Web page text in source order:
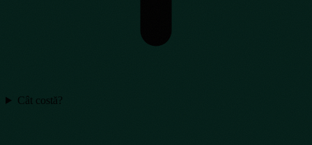
Cât costă?